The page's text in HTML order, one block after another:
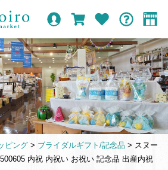
ロ
グ
イ
ン
カ
ー
ト
お
気
に
入
り
ガ
イ
ド
オ
ン
ラ
イ
ン
シ
ョ
ッ
プ
ピング > ブライダルギフト/記念品 > スヌー
内祝 内祝い お祝い 記念品 出産内祝